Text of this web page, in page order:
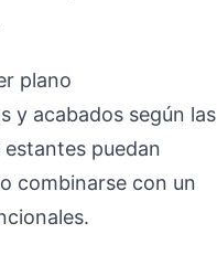
plano
y acabados según las
puedan
combinarse con un